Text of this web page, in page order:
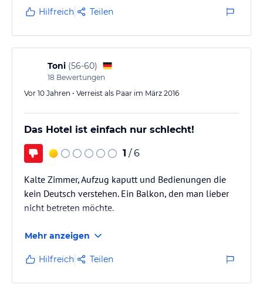
die eingangshalle ziemlich unordentlich, viel papier
am bodert rumgeflattermannt, aber auch super mega
xxl nobelloch, was meine unruhe wieder ausglich.
die bedienungen an der rezeption waren super mega
xxl freundlich.…
Hilfreich Teilen
Toni (56-60)
18 Bewertungen
Vor 10 Jahren • Verreist als Paar im März 2016
Das Hotel ist einfach nur schlecht!
1 / 6
Kalte Zimmer, Aufzug kaputt und Bedienungen die
kein Deutsch verstehen. Ein Balkon, den man lieber
nicht betreten möchte.
Mehr anzeigen
Hilfreich Teilen